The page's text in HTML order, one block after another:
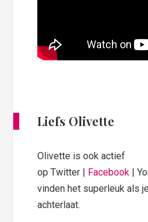
Liefs Olivette
Olivette is ook actief
op Twitter | Facebook |
vinden het superleuk als
achterlaat.